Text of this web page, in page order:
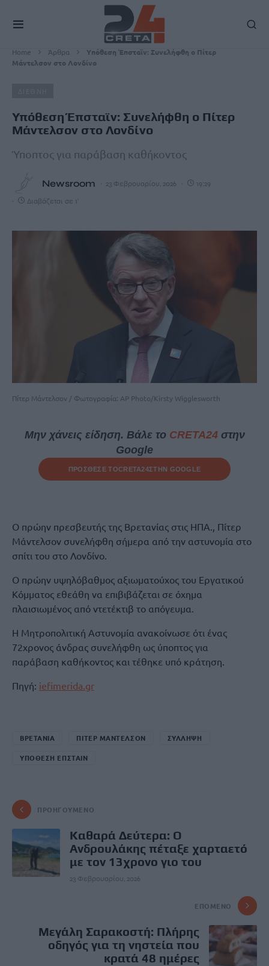
Home Άρθρα
Υπόθεση Έπσταϊν: Συνελήφθη ο Πίτερ
Μάντελσον στο Λονδίνο
Υπόθεση Έπσταϊν: Συνελήφθη ο Πίτερ
Μάντελσον στο Λονδίνο
Ύποπτος για παράβαση καθήκοντος
Newsroom 23 Φεβρουαρίου, 2026 19:29
Διαβάζεται σε 1'
Πίτερ Μάντελσον / Φωτογραφία: AP Photo/Kirsty Wigglesworth
Μην χάνεις είδηση. Βάλε το CRETA24στην
Google
ΠΡΟΣΘΕΣΕ ΤΟCRETA24ΣΤΗΝ GOOGLE
Ο πρώην πρεσβευτής της Βρετανίας στις ΗΠΑ., Πίτερ
Μάντελσον συνελήφθη σήμερα από την αστυνομία στο
σπίτι του στο Λονδίνο.
Ο πρώην υψηλόβαθμος αξιωματούχος του Εργατικού
Κόμματος εθεάθη να επιβιβάζεται σε όχημα
πλαισιωμένος από ντετέκτιβ το απόγευμα.
Η Μητροπολιτική Αστυνομία ανακοίνωσε ότι ένας
72χρονος άνδρας συνελήφθη ως ύποπτος για
παράβαση καθήκοντος και τέθηκε υπό κράτηση.
Πηγή: iefimerida.gr
ΒΡΕΤΑΝΙΑ ΠΙΤΕΡ ΜΑΝΤΕΛΣΟΝ ΣΥΛΛΗΨΗ
ΥΠΟΘΕΣΗ ΕΠΣΤΑΙΝ
ΠΡΟΗΓΟΎΜΕΝΟ
Καθαρά Δεύτερα: Ο
Ανδρουλάκης πέταξε χαρταετό
με τον 13χρονο γιο του
23 Φεβρουαρίου, 2026
ΕΠΌΜΕΝΟ
Μεγάλη Σαρακοστή: Πλήρης
οδηγός για τη νηστεία που
κρατά 48 ημέρες